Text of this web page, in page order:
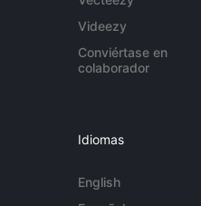
Videezy
Conviértase en
colaborador
Idiomas
English